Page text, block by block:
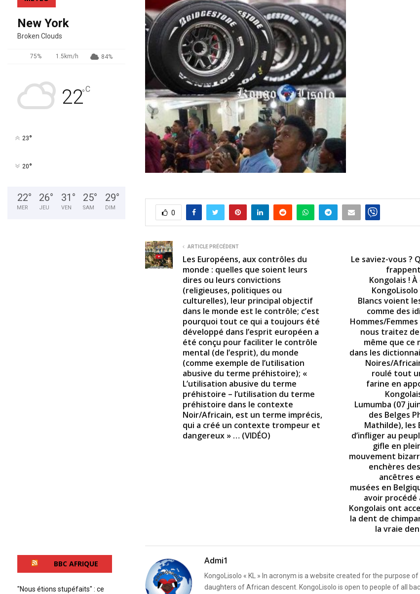
0
ARTICLE PRÉCÉDENT
Les Européens, aux contrôles du
monde : quelles que soient leurs
dires ou leurs convictions
(religieuses, politiques ou
culturelles), leur principal objectif
dans le monde est le contrôle; c’est
pourquoi tout ce qui a toujours été
développé dans l’esprit européen a
été conçu pour faciliter le contrôle
mental (de l’esprit), du monde
(comme exemple de l’utilisation
abusive du terme préhistoire); «
L’utilisation abusive du terme
préhistoire – l’utilisation du terme
préhistoire dans le contexte
Noir/Africain, est un terme imprécis,
qui a créé un contexte trompeur et
dangereux » … (VIDÉO)
Le saviez-vous ?
Kongolais !
Blancs voient
comme des
Hommes/
nous traitez
même que ce
dans les
Noires/
roulé tout
farine en
Lumumba (07
des Belges
Mathilde), les
d’infliger au
gifle en
mouvement
enchères
ancêtres
musées en
avoir procédé
Kongolais ont
la dent de
la vraie
Admi1
KongoLisolo « KL » In acronym is a website created for the purpose
daughters of African descent. KongoLisolo is open to people of all
New York
Broken Clouds
75% 1.5km/h 84%
22°C
23°
20°
22°
MER
26°
JEU
31 °
VEN
25°
SAM
29°
DIM
BBC AFRIQUE
"Nous étions stupéfaits" : ce